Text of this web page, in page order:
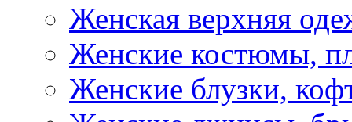
Женская верхняя
Женские костюмы,
Женские блузки,